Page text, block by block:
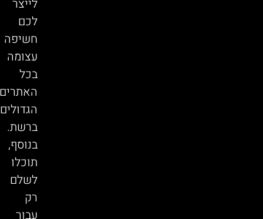
לייצר
לכם
חשיפה
עצומה
בכל
האתרים
הגדולים
ברשת.
בנוסף,
תוכלו
לשלם
רק
עבור